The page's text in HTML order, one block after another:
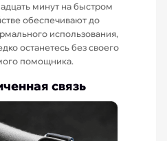
минут на быстром
обеспечивают до
использования,
останетесь без своего
помощника.
связь